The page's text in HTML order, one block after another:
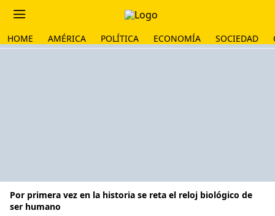
HOME AMÉRICA POLÍTICA ECONOMÍA SOCIEDAD
Por primera vez en la historia se reta el reloj biológico de
ser humano